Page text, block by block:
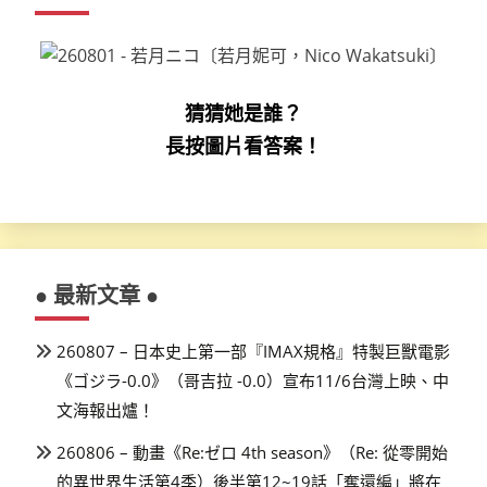
猜猜她是誰？
長按圖片看答案！
● 最新文章 ●
260807 – 日本史上第一部『IMAX規格』特製巨獸電影
《ゴジラ-0.0》（哥吉拉 -0.0）宣布11/6台灣上映、中
文海報出爐！
260806 – 動畫《Re:ゼロ 4th season》（Re: 從零開始
的異世界生活第4季）後半第12~19話「奪還編」將在